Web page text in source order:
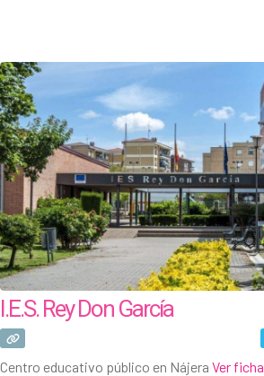
I.E.S. Rey Don García
Centro educativo público en NájeraVer ficha